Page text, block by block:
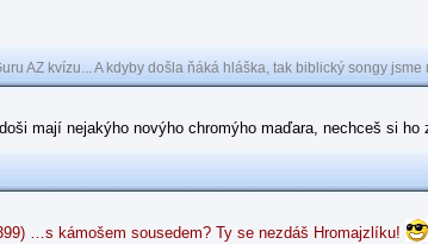
AZ kvízu... A kdyby došla ňáká hláška, tak biblický songy jsme
mají nejakýho novýho chromýho maďara, nechceš si
…s kámošem sousedem? Ty se nezdáš Hromajzlíku!